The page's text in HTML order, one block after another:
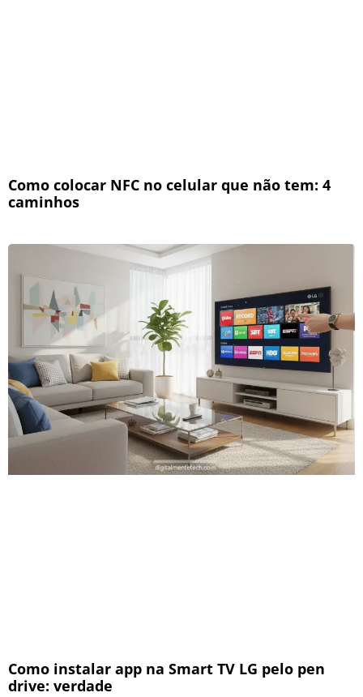
Como colocar NFC no celular que não tem: 4
caminhos
Como instalar app na Smart TV LG pelo pen
drive: verdade